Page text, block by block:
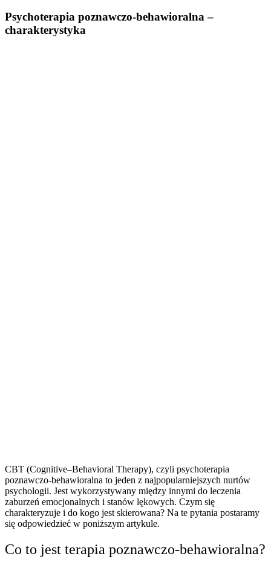
Psychoterapia poznawczo-behawioralna –
charakterystyka
CBT (Cognitive–Behavioral Therapy), czyli psychoterapia
poznawczo-behawioralna to jeden z najpopularniejszych nurtów
psychologii. Jest wykorzystywany między innymi do leczenia
zaburzeń emocjonalnych i stanów lękowych. Czym się
charakteryzuje i do kogo jest skierowana? Na te pytania postaramy
się odpowiedzieć w poniższym artykule.
Co to jest terapia poznawczo-behawioralna?